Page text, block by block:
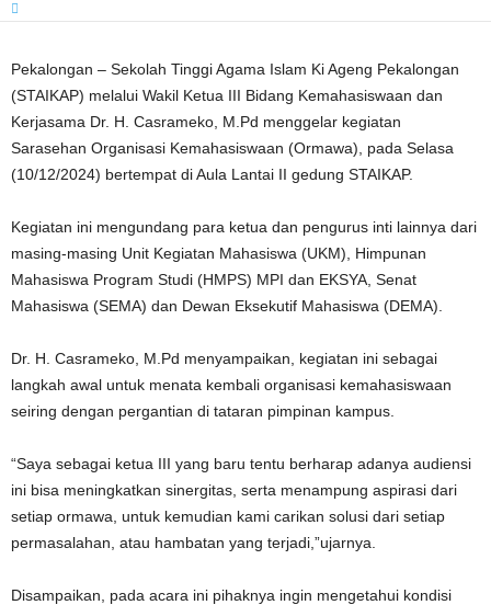
Pekalongan – Sekolah Tinggi Agama Islam Ki Ageng Pekalongan
(STAIKAP) melalui Wakil Ketua III Bidang Kemahasiswaan dan
Kerjasama Dr. H. Casrameko, M.Pd menggelar kegiatan
Sarasehan Organisasi Kemahasiswaan (Ormawa), pada Selasa
(10/12/2024) bertempat di Aula Lantai II gedung STAIKAP.
Kegiatan ini mengundang para ketua dan pengurus inti lainnya dari
masing-masing Unit Kegiatan Mahasiswa (UKM), Himpunan
Mahasiswa Program Studi (HMPS) MPI dan EKSYA, Senat
Mahasiswa (SEMA) dan Dewan Eksekutif Mahasiswa (DEMA).
Dr. H. Casrameko, M.Pd menyampaikan, kegiatan ini sebagai
langkah awal untuk menata kembali organisasi kemahasiswaan
seiring dengan pergantian di tataran pimpinan kampus.
“Saya sebagai ketua III yang baru tentu berharap adanya audiensi
ini bisa meningkatkan sinergitas, serta menampung aspirasi dari
setiap ormawa, untuk kemudian kami carikan solusi dari setiap
permasalahan, atau hambatan yang terjadi,”ujarnya.
Disampaikan, pada acara ini pihaknya ingin mengetahui kondisi